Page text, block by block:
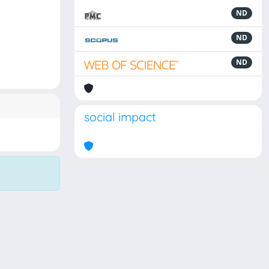
ND
ND
ND
social impact